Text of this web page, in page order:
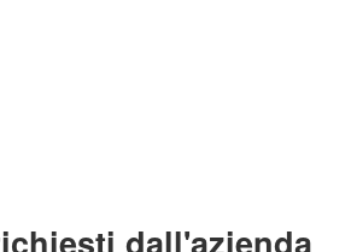
dall'azienda